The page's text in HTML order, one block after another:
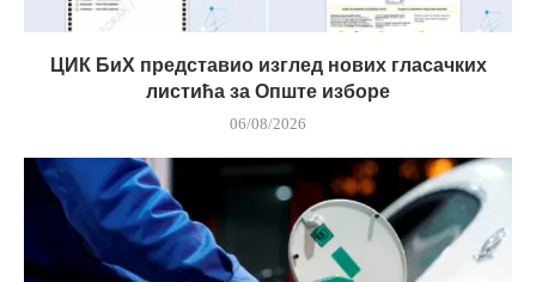
ЦИК БиХ представио изглед нових гласачких
листића за Опште изборе
06/08/2026